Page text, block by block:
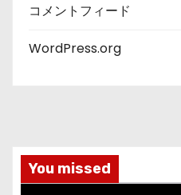
コメントフィード
WordPress.org
You missed